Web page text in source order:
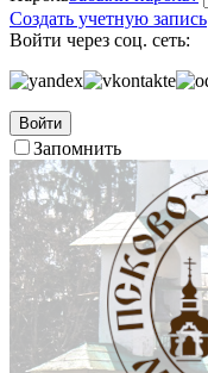
Создать учетную запись
Войти через соц. сеть:
Войти
Запомнить